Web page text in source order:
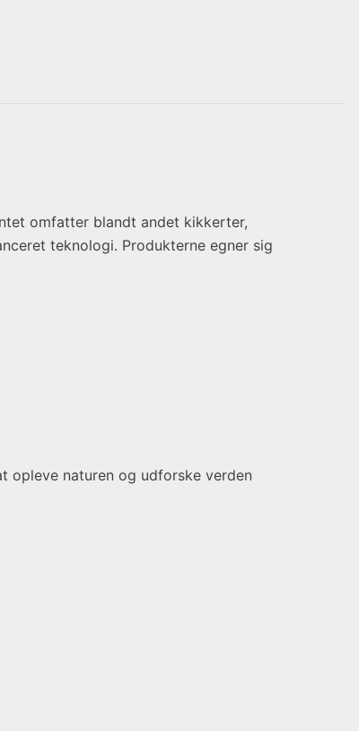
omfatter blandt andet kikkerter,
teknologi. Produkterne egner sig
opleve naturen og udforske verden